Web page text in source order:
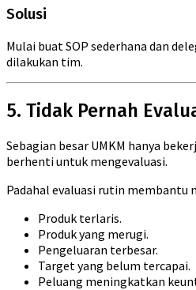
Solusi
Mulai buat SOP sederhana dan
dilakukan tim.
5. Tidak Pernah
Sebagian besar UMKM hanya
berhenti untuk mengevaluasi.
Padahal evaluasi rutin membantu
Produk terlaris.
Produk yang merugi.
Pengeluaran terbesar.
Target yang belum tercapai.
Peluang meningkatkan